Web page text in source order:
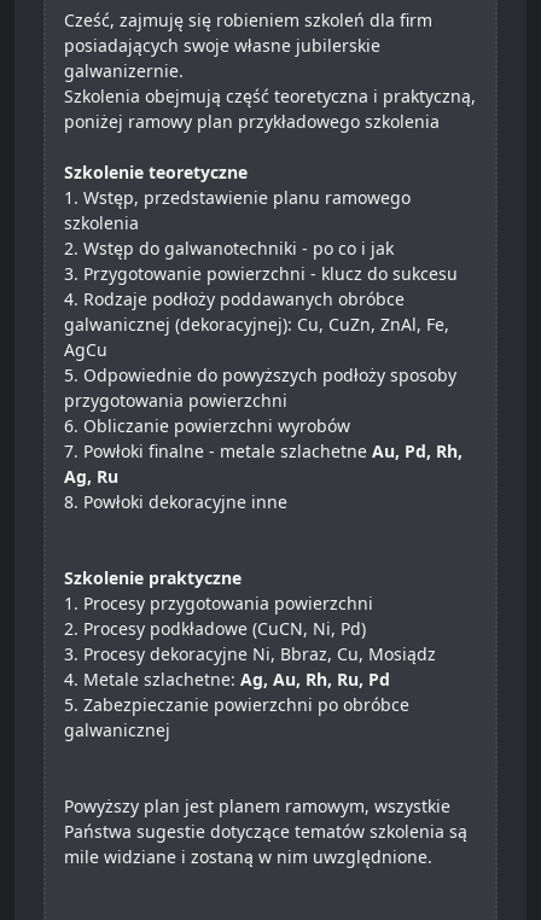
Cześć, zajmuję się robieniem szkoleń dla firm
posiadających swoje własne jubilerskie
galwanizernie.
Szkolenia obejmują część teoretyczna i praktyczną,
poniżej ramowy plan przykładowego szkolenia
Szkolenie teoretyczne
1. Wstęp, przedstawienie planu ramowego
szkolenia
2. Wstęp do galwanotechniki - po co i jak
3. Przygotowanie powierzchni - klucz do sukcesu
4. Rodzaje podłoży poddawanych obróbce
galwanicznej (dekoracyjnej): Cu, CuZn, ZnAl, Fe,
AgCu
5. Odpowiednie do powyższych podłoży sposoby
przygotowania powierzchni
6. Obliczanie powierzchni wyrobów
7. Powłoki finalne - metale szlachetne Au, Pd, Rh,
Ag, Ru
8. Powłoki dekoracyjne inne
Szkolenie praktyczne
1. Procesy przygotowania powierzchni
2. Procesy podkładowe (CuCN, Ni, Pd)
3. Procesy dekoracyjne Ni, Bbraz, Cu, Mosiądz
4. Metale szlachetne: Ag, Au, Rh, Ru, Pd
5. Zabezpieczanie powierzchni po obróbce
galwanicznej
Powyższy plan jest planem ramowym, wszystkie
Państwa sugestie dotyczące tematów szkolenia są
mile widziane i zostaną w nim uwzględnione.